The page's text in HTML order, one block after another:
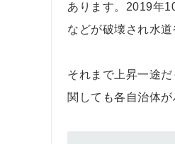
あります。2019年
などが破壊され水
それまで上昇一途
関しても各自治体